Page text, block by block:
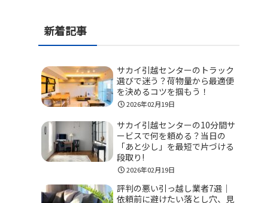
新着記事
サカイ引越センターのトラック
選びで迷う？荷物量から最適便
を決めるコツを掴もう！
2026年02月19日
サカイ引越センターの10分間サ
ービスで何を頼める？当日の
「あと少し」を最短で片づける
段取り!
2026年02月19日
評判の悪い引っ越し業者7選｜
依頼前に避けたい落とし穴、見